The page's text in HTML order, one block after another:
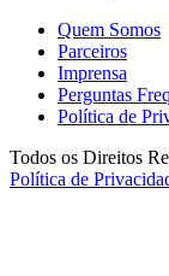
Quem Somos
Parceiros
Imprensa
Perguntas
Política de
Todos os Direitos
Política de